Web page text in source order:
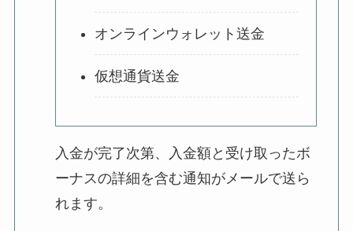
オンラインウォレット送金
仮想通貨送金
入金が完了次第、入金額と受け取ったボ
ーナスの詳細を含む通知がメールで送ら
れます。